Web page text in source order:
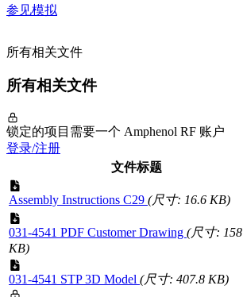
参见模拟
所有相关文件
所有相关文件
锁定的项目需要一个 Amphenol RF 账户
登录/注册
文件标题
Assembly Instructions C29 (尺寸: 16.6 KB)
031-4541 PDF Customer Drawing (尺寸: 158
KB)
031-4541 STP 3D Model (尺寸: 407.8 KB)